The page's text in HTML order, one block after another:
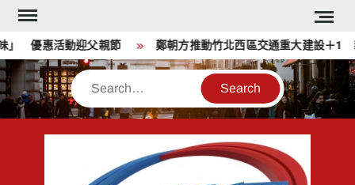
Skip
content
優惠活動迎父親節 鄭朝方推動竹北西區交通重大建設＋1 新
Search